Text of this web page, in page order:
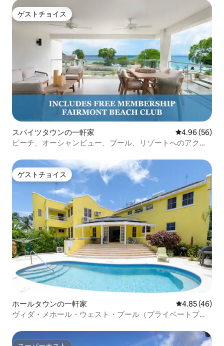
ゲストチョイス
ゲストチョイス
スパイツタウンの一軒家 レビュー56
4.96 (56)
ビーチ、オーシャンビュー、プール、リゾートへのアクセ
ゲストチョイス
ゲストチョイス
ホールタウンの一軒家 レビュー46
4.85 (46)
ヴィダ・メホール・ウェスト・プール（プライベートプー